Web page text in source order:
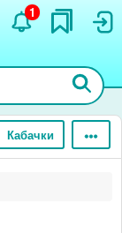
1
Кабачки